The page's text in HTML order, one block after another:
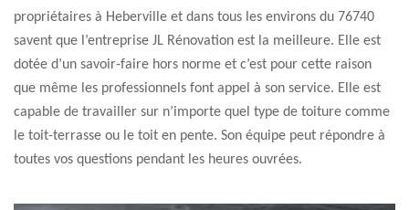
propriétaires à Heberville et dans tous les environs du 76740
savent que l’entreprise JL Rénovation est la meilleure. Elle est
dotée d’un savoir-faire hors norme et c’est pour cette raison
que même les professionnels font appel à son service. Elle est
capable de travailler sur n’importe quel type de toiture comme
le toit-terrasse ou le toit en pente. Son équipe peut répondre à
toutes vos questions pendant les heures ouvrées.